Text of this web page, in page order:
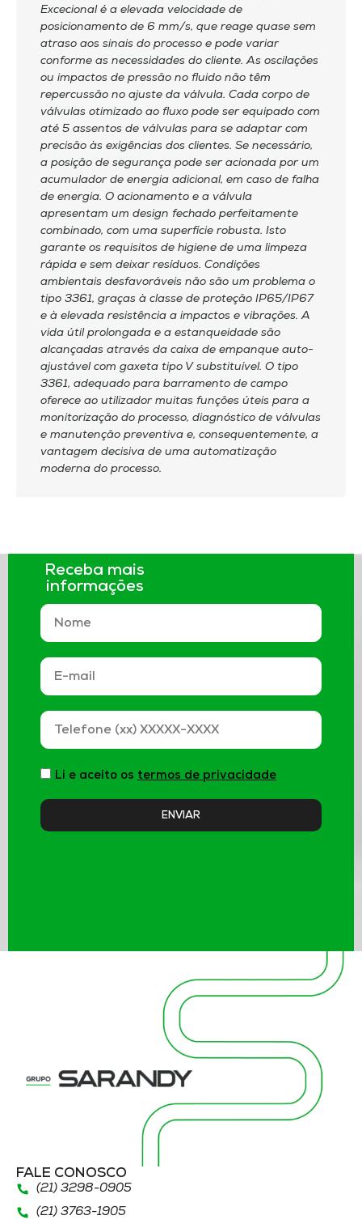
Excecional é a elevada velocidade de
posicionamento de 6 mm/s, que reage quase sem
atraso aos sinais do processo e pode variar
conforme as necessidades do cliente. As oscilações
ou impactos de pressão no fluido não têm
repercussão no ajuste da válvula. Cada corpo de
válvulas otimizado ao fluxo pode ser equipado com
até 5 assentos de válvulas para se adaptar com
precisão às exigências dos clientes. Se necessário,
a posição de segurança pode ser acionada por um
acumulador de energia adicional, em caso de falha
de energia. O acionamento e a válvula
apresentam um design fechado perfeitamente
combinado, com uma superfície robusta. Isto
garante os requisitos de higiene de uma limpeza
rápida e sem deixar resíduos. Condições
ambientais desfavoráveis não são um problema o
tipo 3361, graças à classe de proteção IP65/IP67
e à elevada resistência a impactos e vibrações. A
vida útil prolongada e a estanqueidade são
alcançadas através da caixa de empanque auto-
ajustável com gaxeta tipo V substituível. O tipo
3361, adequado para barramento de campo
oferece ao utilizador muitas funções úteis para a
monitorização do processo, diagnóstico de válvulas
e manutenção preventiva e, consequentemente, a
vantagem decisiva de uma automatização
moderna do processo.
Receba mais
informações
Li e aceito os termos de privacidade
ENVIAR
FALE CONOSCO
(21) 3298-0905
(21) 3763-1905